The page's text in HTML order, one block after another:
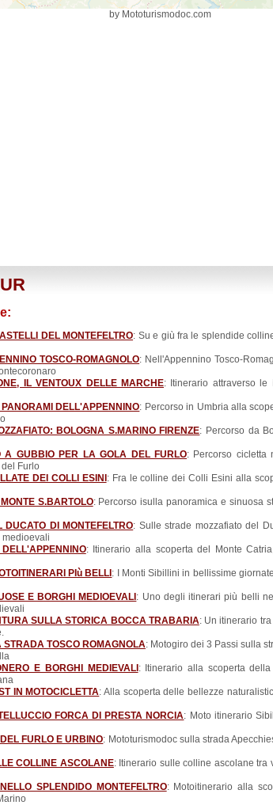
by Mototurismodoc.com
DEL MONTEFELTRO: Su e giù fra le splendide
TOSCO-ROMAGNOLO: Nell'Appennino Tosco-
IL VENTOUX DELLE MARCHE: Itinerario attraverso le
DELL'APPENNINO: Percorso in Umbria alla
BOLOGNA S.MARINO FIRENZE: Percorso da
A GUBBIO PER LA GOLA DEL FURLO: Percorso cicletta
Furlo
DEI COLLI ESINI : Fra le colline dei Colli Esini alla
S.BARTOLO: Percorso isulla panoramica e sinuosa
DI MONTEFELTRO: Sulle strade mozzafiato del
medioevali
: Itinerario alla scoperta del Monte
PIù BELLI : I Monti Sibillini in bellissime
E BORGHI MEDIOEVALI : Uno degli itinerari più belli
SULLA STORICA BOCCA TRABARIA: Un itinerario
STRADA TOSCO ROMAGNOLA: Motogiro dei 3 Passi sulla
E BORGHI MEDIEVALI : Itinerario alla scoperta
IN MOTOCICLETTA: Alla scoperta delle bellezze
FORCA DI PRESTA NORCIA: Moto itinerario
FURLO E URBINO: Mototurismodoc sulla strada
COLLINE ASCOLANE: Itinerario sulle colline ascolane tra
SPLENDIDO MONTEFELTRO: Motoitinerario alla